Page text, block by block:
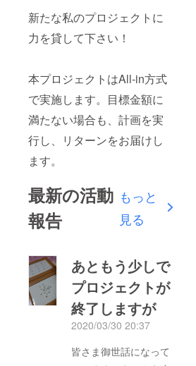
新たな私のプロジェクトに
力を貸して下さい！
本プロジェクトはAll-in方式
で実施します。目標金額に
満たない場合も、計画を実
行し、リターンをお届けし
ます。
最新の活動
報告
もっと
見る
あともう少しで
プロジェクトが
終了しますが
2020/03/30 20:37
皆さま御世話になって